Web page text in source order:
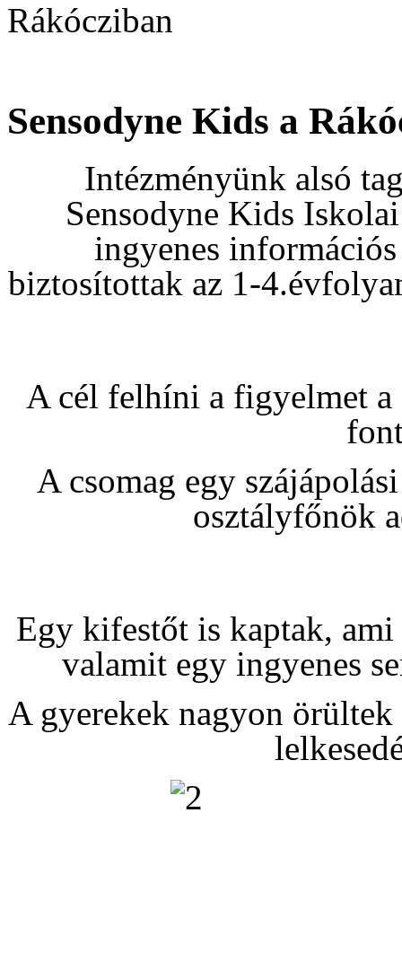
Rákócziban
Sensodyne Kids a
Intézményünk alsó
Sensodyne Kids
ingyenes
biztosítottak az 1-
A cél felhíni a figyelmet a
A csomag egy
osztályfőnök
Egy kifestőt is kaptak, ami
valamit egy ingyenes
A gyerekek nagyon